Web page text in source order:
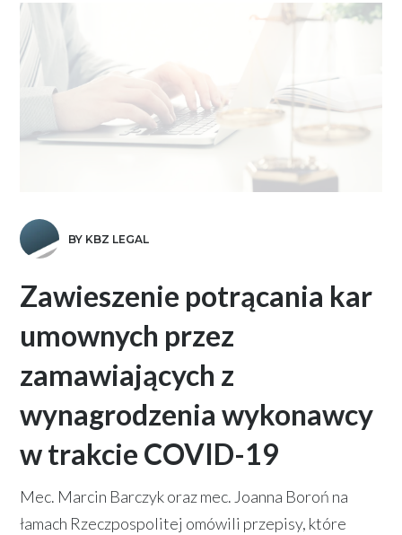
BY KBZ LEGAL
Zawieszenie potrącania kar
umownych przez
zamawiających z
wynagrodzenia wykonawcy
w trakcie COVID-19
Mec. Marcin Barczyk oraz mec. Joanna Boroń na
łamach Rzeczpospolitej omówili przepisy, które